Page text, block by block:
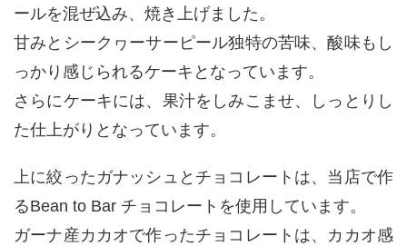
ールを混ぜ込み、焼き上げました。
甘みとシークヮーサーピール独特の苦味、酸味もし
っかり感じられるケーキとなっています。
さらにケーキには、果汁をしみこませ、しっとりし
た仕上がりとなっています。
上に絞ったガナッシュとチョコレートは、当店で作
るBean to Bar チョコレートを使用しています。
ガーナ産カカオで作ったチョコレートは、カカオ感